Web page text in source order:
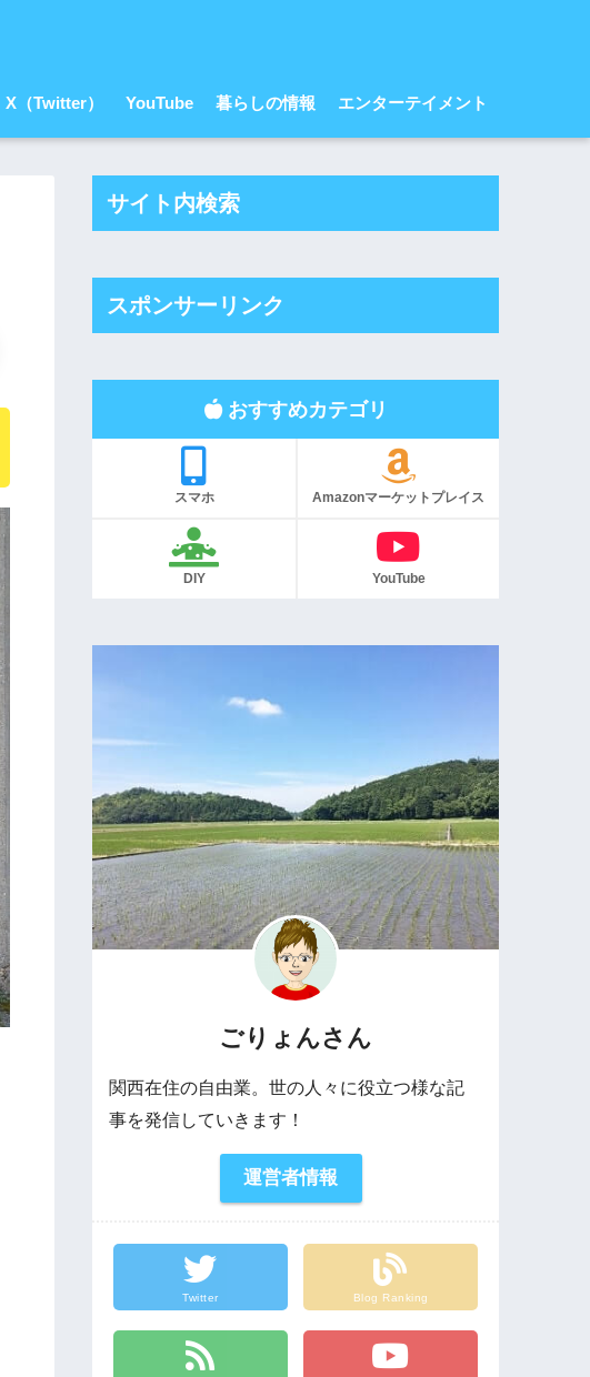
X（Twitter） YouTube 暮らしの情報 エンターテイメント
サイト内検索
スポンサーリンク
おすすめカテゴリ
スマホ Amazonマーケットプレイス
DIY YouTube
ごりょんさん
関西在住の自由業。世の人々に役立つ様な記
事を発信していきます！
運営者情報
Twitter Blog Ranking